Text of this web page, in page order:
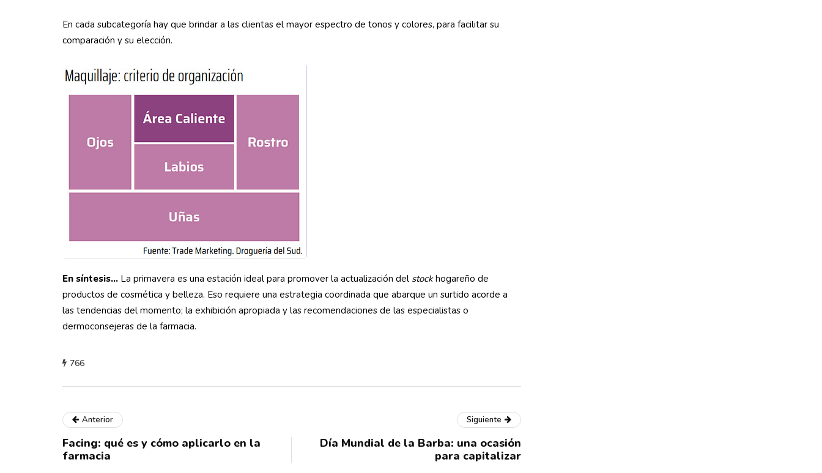
En cada subcategoría hay que brindar a las clientas el mayor espectro de tonos y colores, para facilitar su
comparación y su elección.
En síntesis… La primavera es una estación ideal para promover la actualización del stockhogareño de
productos de cosmética y belleza. Eso requiere una estrategia coordinada que abarque un surtido acorde a
las tendencias del momento; la exhibición apropiada y las recomendaciones de las especialistas o
dermoconsejeras de la farmacia.
766
Anterior
Facing: qué es y cómo aplicarlo en la
farmacia
Siguiente
Día Mundial de la Barba: una ocasión
para capitalizar